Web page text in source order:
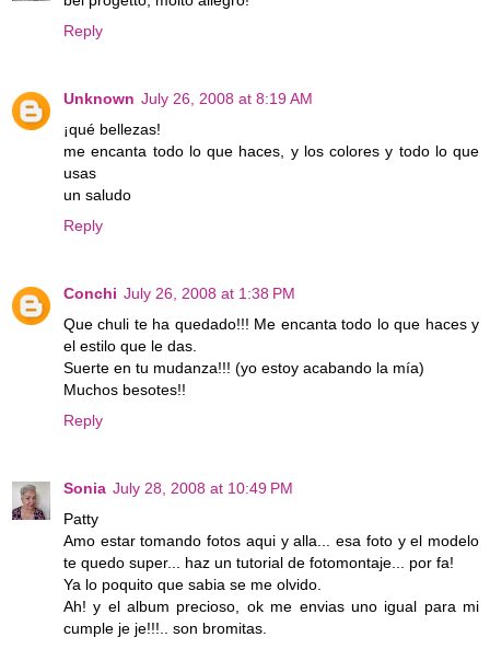
Reply
Unknown July 26, 2008 at 8:19 AM
¡qué bellezas!
me encanta todo lo que haces, y los colores y todo lo que
usas
un saludo
Reply
Conchi July 26, 2008 at 1:38 PM
Que chuli te ha quedado!!! Me encanta todo lo que haces y
el estilo que le das.
Suerte en tu mudanza!!! (yo estoy acabando la mía)
Muchos besotes!!
Reply
Sonia July 28, 2008 at 10:49 PM
Patty
Amo estar tomando fotos aqui y alla... esa foto y el modelo
te quedo super... haz un tutorial de fotomontaje... por fa!
Ya lo poquito que sabia se me olvido.
Ah! y el album precioso, ok me envias uno igual para mi
cumple je je!!!.. son bromitas.